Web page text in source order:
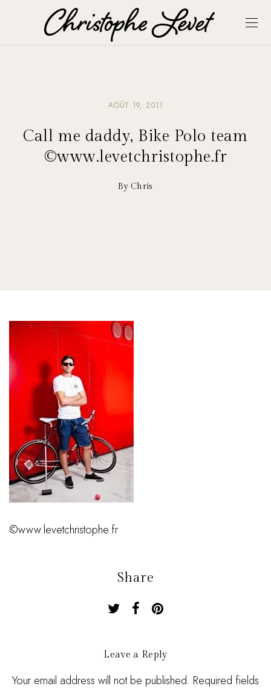
AOÛT 19, 2011
Call me daddy, Bike Polo team
©www.levetchristophe.fr
By Chris
©www.levetchristophe.fr
Share
Leave a Reply
Your email address will not be published. Required fields